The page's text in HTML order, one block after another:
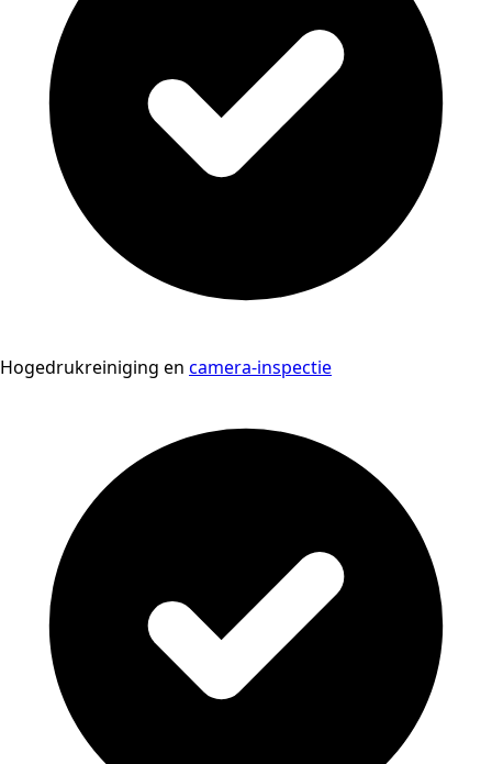
Hogedrukreiniging en camera-inspectie